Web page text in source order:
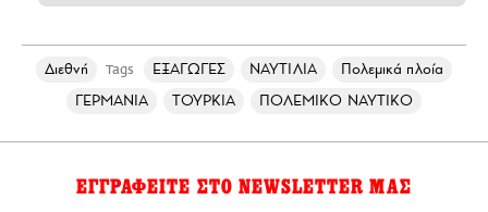
Διεθνή Tags ΕΞΑΓΩΓΕΣ ΝΑΥΤΙΛΙΑ
Πολεμικά πλοία
ΓΕΡΜΑΝΙΑ
ΤΟΥΡΚΙΑ ΠΟΛΕΜΙΚΟ ΝΑΥΤΙΚΟ
ΕΓΓΡΑΦΕΙΤΕ ΣΤΟ NEWSLETTER ΜΑΣ